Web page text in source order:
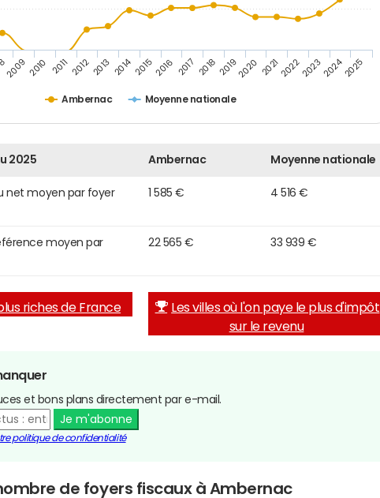
Ambernac Moyenne nationale
20092010 2011 20122013 201420152016 2017 201820192020 20212022202320242025
2025 Ambernac Moyenne nationale
net moyen par foyer
1 585 € 4 516 €
moyen par
22 565 € 33 939 €
riches de France
Les villes où l'on paye le plus d'impôt
sur le revenu
et bons plans directement par e-mail.
Je m'abonne
politique de confidentialité
de foyers fiscaux à Ambernac